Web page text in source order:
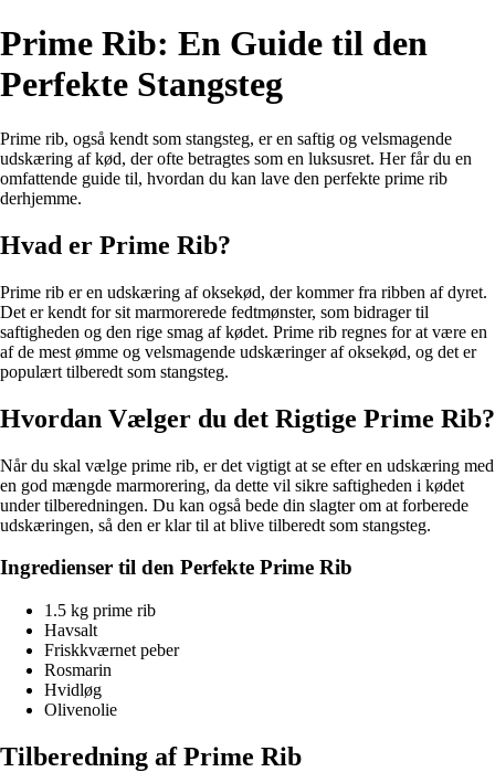
Prime Rib: En Guide til den
Perfekte Stangsteg
Prime rib, også kendt som stangsteg, er en saftig og velsmagende
udskæring af kød, der ofte betragtes som en luksusret. Her får du en
omfattende guide til, hvordan du kan lave den perfekte prime rib
derhjemme.
Hvad er Prime Rib?
Prime rib er en udskæring af oksekød, der kommer fra ribben af dyret.
Det er kendt for sit marmorerede fedtmønster, som bidrager til
saftigheden og den rige smag af kødet. Prime rib regnes for at være en
af de mest ømme og velsmagende udskæringer af oksekød, og det er
populært tilberedt som stangsteg.
Hvordan Vælger du det Rigtige Prime Rib?
Når du skal vælge prime rib, er det vigtigt at se efter en udskæring med
en god mængde marmorering, da dette vil sikre saftigheden i kødet
under tilberedningen. Du kan også bede din slagter om at forberede
udskæringen, så den er klar til at blive tilberedt som stangsteg.
Ingredienser til den Perfekte Prime Rib
1.5 kg prime rib
Havsalt
Friskkværnet peber
Rosmarin
Hvidløg
Olivenolie
Tilberedning af Prime Rib